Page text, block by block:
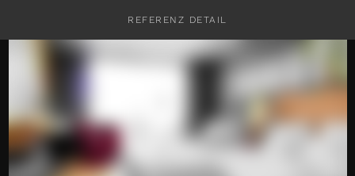
REFERENZ DETAIL